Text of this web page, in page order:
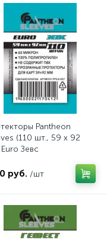
Pantheon
(110 шт., 59 x 92
Зевс
руб. /шт